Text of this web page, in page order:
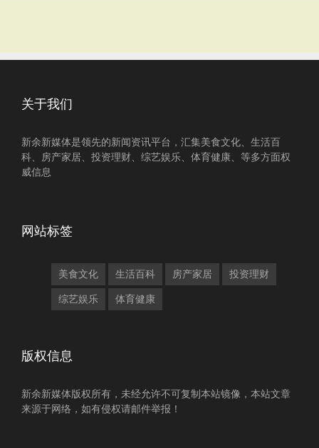
关于我们
新余新媒体是领先的新闻资讯平台，汇集美食文化、生活百
科、房产家居、投资理财、综艺娱乐、体育健康、等多方面权
威信息
网站标签
美食文化 生活百科 房产家居 投资理财
综艺娱乐 体育健康
版权信息
新余新媒体版权所有，未经允许不可复制本站镜像，本站文章
来源于网络，如有侵权请邮件举报！